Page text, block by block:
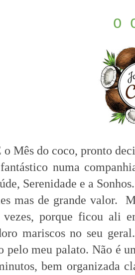
O
o Mês do coco, pronto
numa
Serenidade e a
mas de grande valor.
vezes, porque ficou ali
mariscos no seu
pelo meu palato. Não é
bem organizada